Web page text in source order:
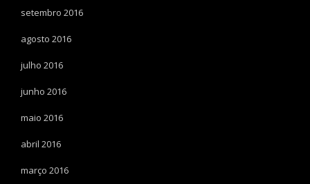
setembro 2016
agosto 2016
julho 2016
junho 2016
maio 2016
abril 2016
março 2016